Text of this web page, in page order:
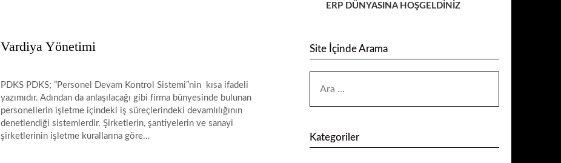
Vardiya Yönetimi
PDKS PDKS; ”Personel Devam Kontrol Sistemi”nin kısa ifadeli
yazımıdır. Adından da anlaşılacağı gibi firma bünyesinde bulunan
personellerin işletme içindeki iş süreçlerindeki devamlılığının
denetlendiği sistemlerdir. Şirketlerin, şantiyelerin ve sanayi
şirketlerinin işletme kurallarına göre…
ERP DÜNYASINA HOŞGELDİNİZ
Site İçinde Arama
Kategoriler